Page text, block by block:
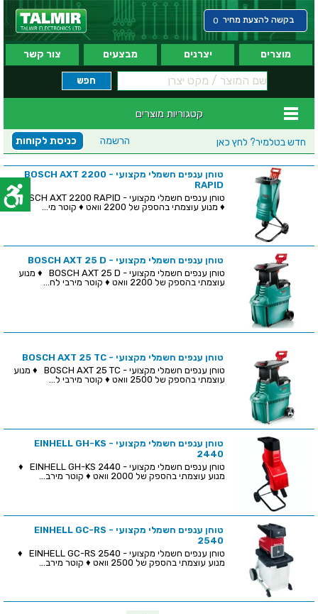
בקשה להצעת מחיר 0
מוצרים יצרנים מבצעים צור קשר
קטגוריות מוצרים
חדש בטלמיר? לחץ כאן כניסת לקוחות הרשמה
טוחן ענפים חשמלי מקצועי - BOSCH AXT 2200
RAPID
טוחן ענפים חשמלי מקצועי - BOSCH AXT 2200 RAPID
♦ מנוע עוצמתי בהספק של 2200 וואט ♦ קוטר מי...
טוחן ענפים חשמלי מקצועי - BOSCH AXT 25 D
טוחן ענפים חשמלי מקצועי - BOSCH AXT 25 D ♦ מנוע
עוצמתי בהספק של 2200 וואט ♦ קוטר מירבי לח...
טוחן ענפים חשמלי מקצועי - BOSCH AXT 25 TC
טוחן ענפים חשמלי מקצועי - BOSCH AXT 25 TC ♦ מנוע
עוצמתי בהספק של 2500 וואט ♦ קוטר מירבי ל...
טוחן ענפים חשמלי מקצועי - EINHELL GH-KS
2440
טוחן ענפים חשמלי מקצועי - EINHELL GH-KS 2440 ♦
מנוע עוצמתי בהספק של 2000 וואט ♦ קוטר מירב...
טוחן ענפים חשמלי מקצועי - EINHELL GC-RS
2540
טוחן ענפים חשמלי מקצועי - EINHELL GC-RS 2540 ♦
מנוע עוצמתי בהספק של 2500 וואט ♦ קוטר מירב...